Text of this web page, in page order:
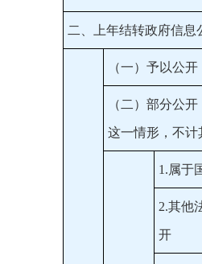
二、上年结转政府信息
（一）予以公开
（二）部分公
这一情形，不计
1.属于
2.其他
开